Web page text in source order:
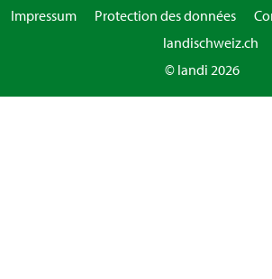
Impressum Protection des données
landischweiz.ch
© landi 2026